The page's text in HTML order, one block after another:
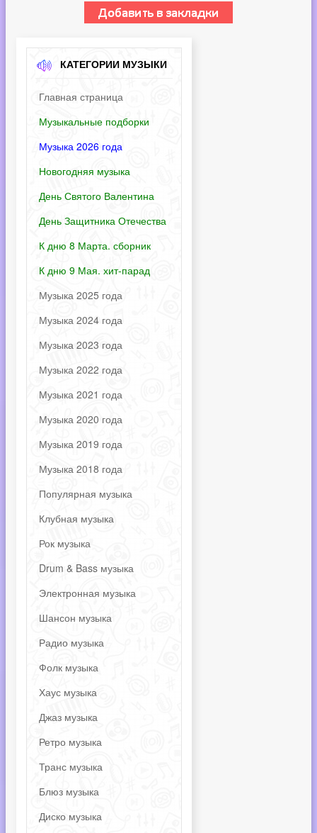
КАТЕГОРИИ МУЗЫКИ
Главная страница
Музыкальные подборки
Музыка 2026 года
Новогодняя музыка
День Святого Валентина
День Защитника Отечества
К дню 8 Марта. сборник
К дню 9 Мая. хит-парад
Музыка 2025 года
Музыка 2024 года
Музыка 2023 года
Музыка 2022 года
Музыка 2021 года
Музыка 2020 года
Музыка 2019 года
Музыка 2018 года
Популярная музыка
Клубная музыка
Рок музыка
Drum & Bass музыка
Электронная музыка
Шансон музыка
Радио музыка
Фолк музыка
Хаус музыка
Джаз музыка
Ретро музыка
Транс музыка
Блюз музыка
Диско музыка